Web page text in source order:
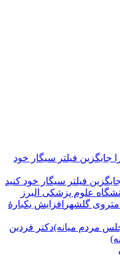
فیلتر سیگار خود کنید
علوم پزشکی البرز
افزایش یکبارۀ
دكتر فردين